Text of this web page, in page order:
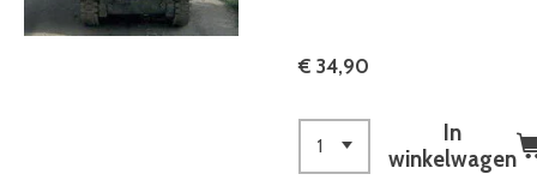
€ 34,90
In
winkelwagen